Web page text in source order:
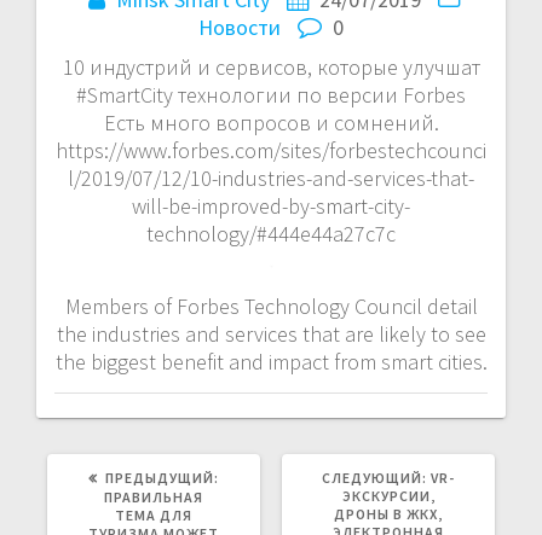
Новости
0
10 индустрий и сервисов, которые улучшат
#SmartCity технологии по версии Forbes
Есть много вопросов и сомнений.
https://www.forbes.com/sites/forbestechcounci
l/2019/07/12/10-industries-and-services-that-
will-be-improved-by-smart-city-
technology/#444e44a27c7c
Members of Forbes Technology Council detail
the industries and services that are likely to see
the biggest benefit and impact from smart cities.
ПРЕДЫДУЩИЙ: ПРЕДЫДУЩАЯ
ПРАВИЛЬНАЯ
ТЕМА ДЛЯ
СЛЕДУЮЩИЙ: СЛЕДУЮЩАЯ
VR-
ЭКСКУРСИИ,
ДРОНЫ В ЖКХ,